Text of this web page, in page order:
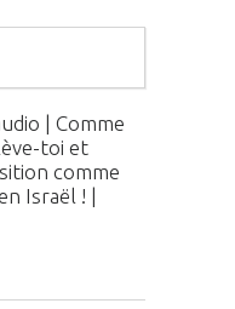
| Comme
toi et
comme
Israël ! |